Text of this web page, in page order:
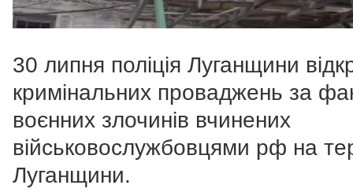
30 липня поліція Луганщини
кримінальних проваджень за
воєнних злочинів вчинених
військовослужбовцями рф на
Луганщини.